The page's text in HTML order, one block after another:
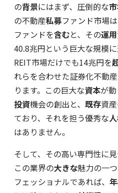
の背景にはまず、圧倒的な
の不動産私募ファンド市場
ファンドを含むと、その運用
40.8兆円という巨大な規模
REIT市場だけでも14兆円を
れらを合わせた証券化不動
ります。この巨大な資本が
投資機会の創出と、既存資
ており、それを担う優秀な
はありません。
そして、その高い専門性に
この業界の大きな魅力の一
フェッショナルであれば、